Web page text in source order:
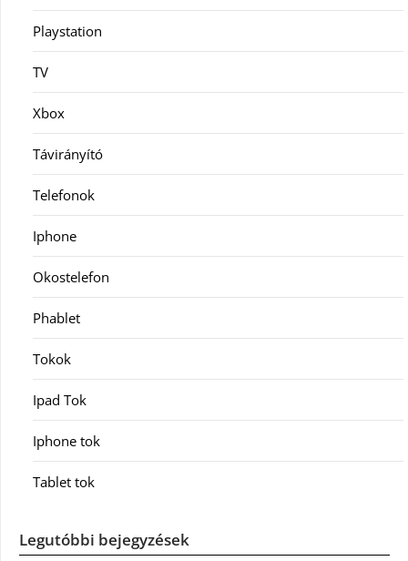
Playstation
TV
Xbox
Távirányító
Telefonok
Iphone
Okostelefon
Phablet
Tokok
Ipad Tok
Iphone tok
Tablet tok
Legutóbbi bejegyzések